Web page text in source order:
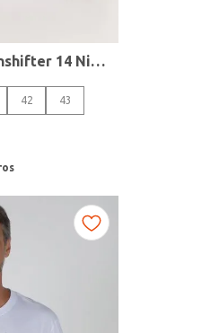
Tênis Esportivo Downshifter 14 Nike Masculino PRETO/BRANCO
42 43